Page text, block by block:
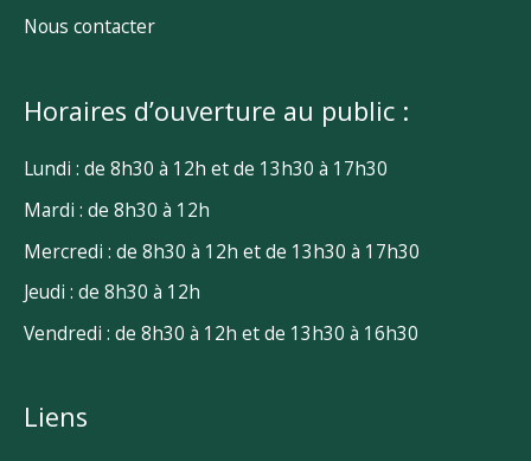
Nous contacter
Horaires d’ouverture au public :
Lundi : de 8h30 à 12h et de 13h30 à 17h30
Mardi : de 8h30 à 12h
Mercredi : de 8h30 à 12h et de 13h30 à 17h30
Jeudi : de 8h30 à 12h
Vendredi : de 8h30 à 12h et de 13h30 à 16h30
Liens